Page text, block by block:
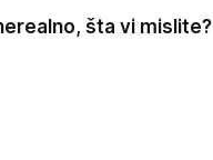
šta vi mislite?